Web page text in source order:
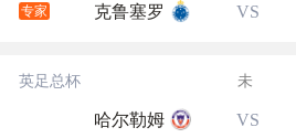
专家 克鲁塞罗 VS
英足总杯 未
哈尔勒姆 VS